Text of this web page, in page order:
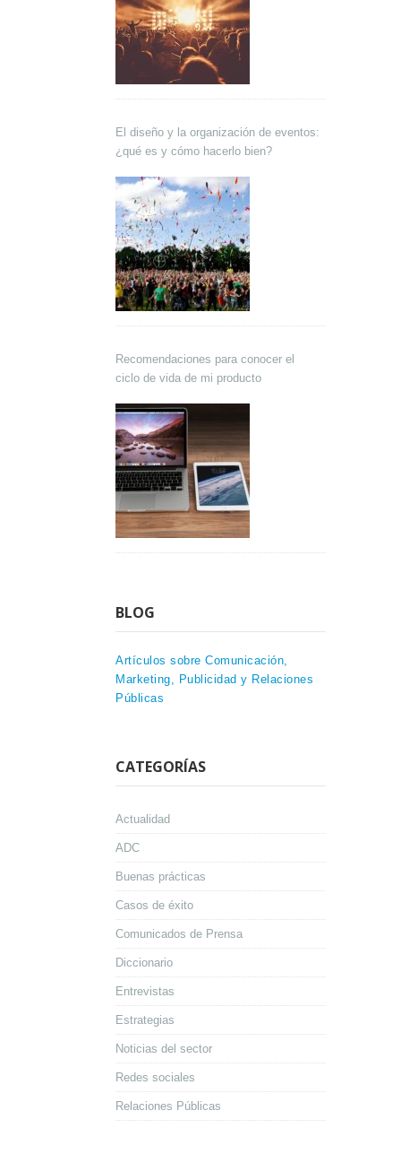
El diseño y la organización de eventos:
¿qué es y cómo hacerlo bien?
Recomendaciones para conocer el
ciclo de vida de mi producto
BLOG
Artículos sobre Comunicación,
Marketing, Publicidad y Relaciones
Públicas
CATEGORÍAS
Actualidad
ADC
Buenas prácticas
Casos de éxito
Comunicados de Prensa
Diccionario
Entrevistas
Estrategias
Noticias del sector
Redes sociales
Relaciones Públicas